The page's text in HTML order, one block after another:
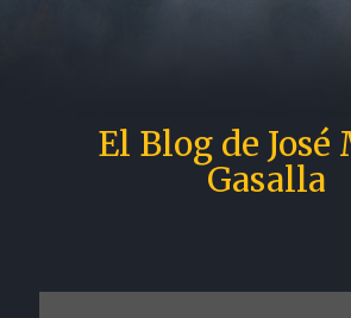
El Blog de José
Gasalla